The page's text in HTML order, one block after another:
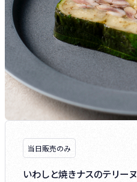
当日販売のみ
いわしと焼きナスのテリーヌ